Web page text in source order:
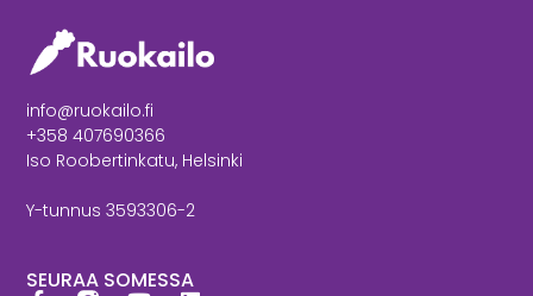
info@ruokailo.fi
+358 407690366
Iso Roobertinkatu, Helsinki
Y-tunnus 3593306-2
SEURAA SOMESSA